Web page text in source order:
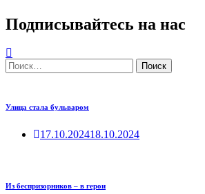
Подписывайтесь на нас
Найти:
Улица стала бульваром
17.10.202418.10.2024
Из беспризорников – в герои